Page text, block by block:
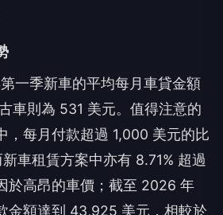
一季新車的平均每月車貸金額
車則為 531 美元。值得注意的
，每月付款超過 1,000 美元的比
車租賃方案中亦有 8.71% 超過
於高昂的車價；截至 2026 年
金額達到 43,925 美元，相較於